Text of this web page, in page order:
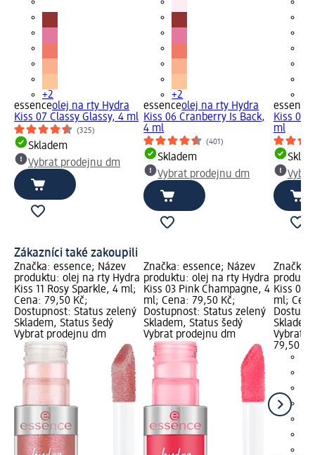
+2
essenceolej na rty Hydra
Kiss 07 Classy Glassy, 4 ml
(325)
Skladem
Vybrat prodejnu dm
+2
essenceolej na rty Hydra
Kiss 06 Cranberry Is Back,
4 ml
(401)
Skladem
Vybrat prodejnu dm
essence
Kiss 03
ml
Zákazníci také zakoupili
Značka: essence; Název
produktu: olej na rty Hydra
Kiss 11 Rosy Sparkle, 4 ml;
Cena: 79,50 Kč;
Dostupnost: Status zelený
Skladem, Status šedý
Vybrat prodejnu dm
Značka: essence; Název
produktu: olej na rty Hydra
Kiss 03 Pink Champagne, 4
ml; Cena: 79,50 Kč;
Dostupnost: Status zelený
Skladem, Status šedý
Vybrat prodejnu dm
Značka:
Kiss 01
ml;
Vybrat
79,50 Kč